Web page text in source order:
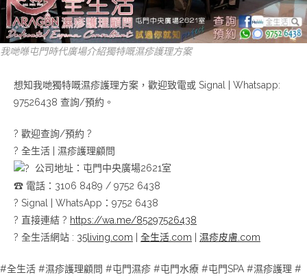
我哋喺屯門時代廣場介紹獨特嘅濕疹護理方案
想知我哋獨特嘅濕疹護理方案，歡迎致電或 Signal | Whatsapp:
97526438 查詢/預約。
? 歡迎查詢/預約 ?
? 全生活 | 濕疹護理顧問
公司地址：屯門中央廣場2621室
☎ 電話：3106 8489 / 9752 6438
? Signal | WhatsApp：9752 6438
? 直接連結 ? https://wa.me/85297526438
? 全生活網站 : 35living.com | 全生活.com | 濕疹皮膚.com
#全生活 #濕疹護理顧問 #屯門濕疹 #屯門水療 #屯門SPA #濕疹護理 #